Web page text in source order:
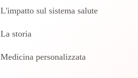
L'impatto sul sistema salute
La storia
Medicina personalizzata